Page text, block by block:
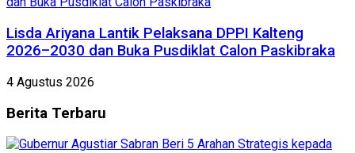
Lisda Ariyana Lantik Pelaksana DPPI Kalteng
2026–2030 dan Buka Pusdiklat Calon Paskibraka
4 Agustus 2026
Berita Terbaru